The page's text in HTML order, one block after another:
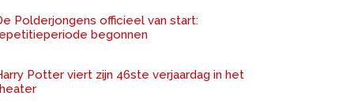
Polderjongens officieel van start:
begonnen
Potter viert zijn 46ste verjaardag in het